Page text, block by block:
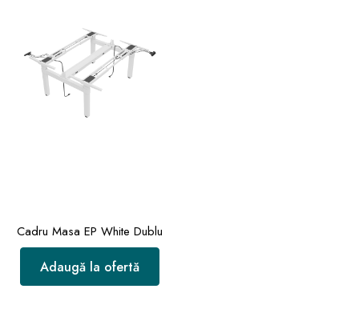
Cadru Masa EP White Dublu
Adaugă la ofertă